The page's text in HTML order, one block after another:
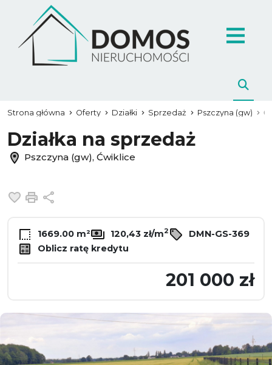
Strona główna Oferty Działki Sprzedaż Pszczyna (gw)
Działka na sprzedaż
Pszczyna (gw), Ćwiklice
Dodaj do ulubionych
Drukuj
1669.00 m² 120,43 zł/m2
DMN-GS-369
Oblicz ratę kredytu
201 000 zł